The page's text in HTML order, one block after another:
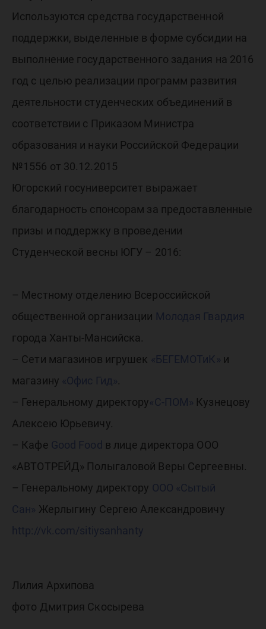
Используются средства государственной
поддержки, выделенные в форме субсидии на
выполнение государственного задания на 2016
год с целью реализации программ развития
деятельности студенческих объединений в
соответствии с Приказом Министра
образования и науки Российской Федерации
№1556 от 30.12.2015
Югорский госуниверситет выражает
благодарность спонсорам за предоставленные
призы и поддержку в проведении
Студенческой весны ЮГУ – 2016:
– Местному отделению Всероссийской
общественной организации Молодая Гвардия
города Ханты-Мансийска.
– Сети магазинов игрушек «БЕГЕМОТиК» и
магазину «Офис Гид».
– Генеральному директору«С-ПОМ» Кузнецову
Алексею Юрьевичу.
– Кафе Good Food в лице директора ООО
«АВТОТРЕЙД» Полыгаловой Веры Сергеевны.
– Генеральному директору ООО «Сытый
Сан» Жерлыгину Сергею Александровичу
http://vk.com/sitiysanhanty
Лилия Архипова
фото Дмитрия Скосырева